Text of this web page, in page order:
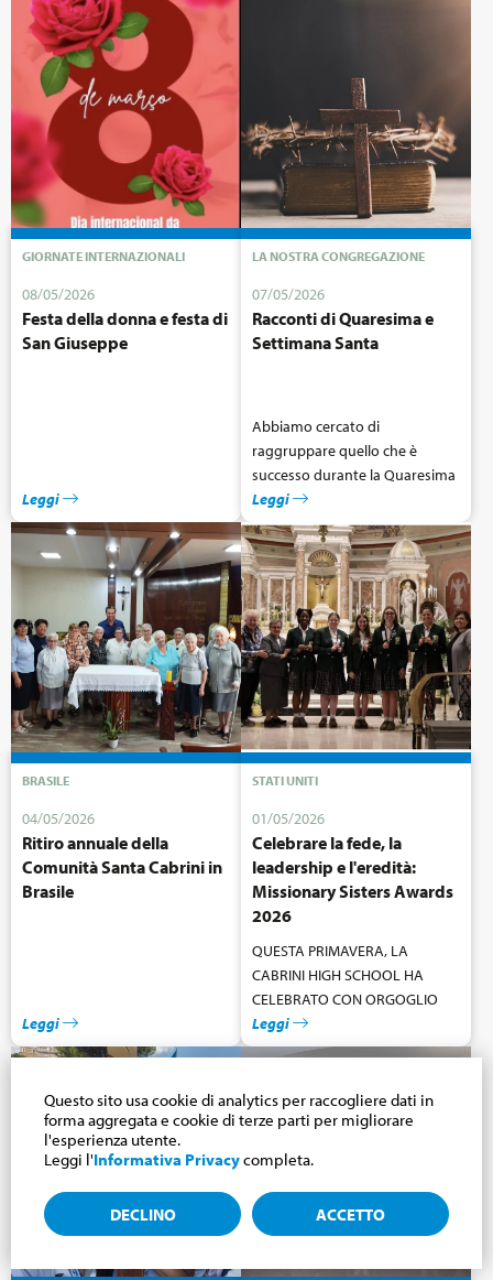
Questo sito usa cookie di analytics per raccogliere dati in
forma aggregata e cookie di terze parti per migliorare
l'esperienza utente.
Leggi l'Informativa Privacycompleta.
DECLINO ACCETTO
GIORNATE INTERNAZIONALI
08/05/2026
Festa della donna e festa di
San Giuseppe
Leggi
LA NOSTRA CONGREGAZIONE
07/05/2026
Racconti di Quaresima e
Settimana Santa
Abbiamo cercato di
raggruppare quello che è
successo durante la Quaresima
e nel corso della Settimana
Santa nelle varie missioni
cabriniane.
Leggi
BRASILE
04/05/2026
Ritiro annuale della
Comunità Santa Cabrini in
Brasile
Leggi
STATI UNITI
01/05/2026
Celebrare la fede, la
leadership e l'eredità:
Missionary Sisters Awards
2026
QUESTA PRIMAVERA, LA
CABRINI HIGH SCHOOL HA
CELEBRATO CON ORGOGLIO
L'EREDITÀ IMMUTABILE DELLE
SUORE MISSIONARIE DEL
ATTRAVERSO L'ANNUALE
PREMIAZIONE DELLE SUORE
SPIRITO DI SAN FRANCESCO
SAVERIO CABRINI, QUESTI
PREMI RENDONO OMAGGIO
AGLI STUDENTI CHE
INCARNANO LA FEDE, IL
Leggi